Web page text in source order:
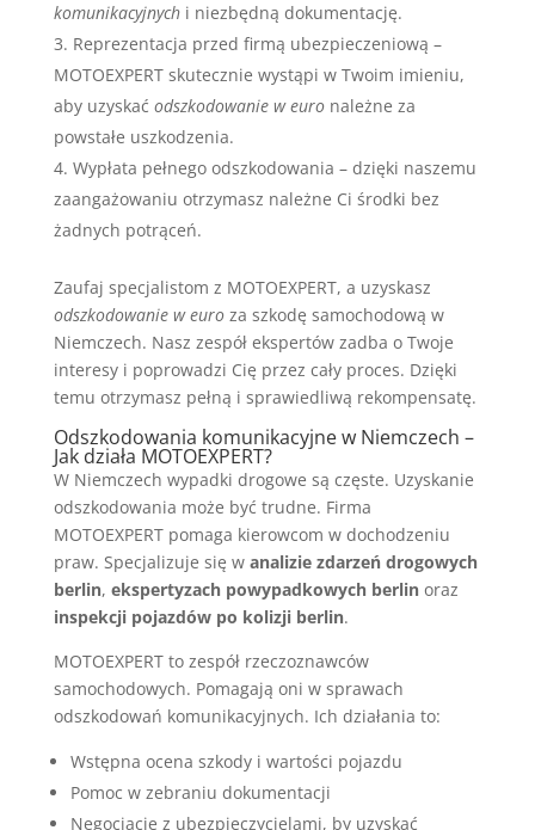
komunikacyjnychi niezbędną dokumentację.
Reprezentacja przed firmą ubezpieczeniową –
MOTOEXPERT skutecznie wystąpi w Twoim imieniu,
aby uzyskać odszkodowanie w euronależne za
powstałe uszkodzenia.
Wypłata pełnego odszkodowania – dzięki naszemu
zaangażowaniu otrzymasz należne Ci środki bez
żadnych potrąceń.
Zaufaj specjalistom z MOTOEXPERT, a uzyskasz
odszkodowanie w euroza szkodę samochodową w
Niemczech. Nasz zespół ekspertów zadba o Twoje
interesy i poprowadzi Cię przez cały proces. Dzięki
temu otrzymasz pełną i sprawiedliwą rekompensatę.
Odszkodowania komunikacyjne w Niemczech –
Jak działa MOTOEXPERT?
W Niemczech wypadki drogowe są częste. Uzyskanie
odszkodowania może być trudne. Firma
MOTOEXPERT pomaga kierowcom w dochodzeniu
praw. Specjalizuje się w analizie zdarzeń drogowych
berlin, ekspertyzach powypadkowych berlinoraz
inspekcji pojazdów po kolizji berlin.
MOTOEXPERT to zespół rzeczoznawców
samochodowych. Pomagają oni w sprawach
odszkodowań komunikacyjnych. Ich działania to:
Wstępna ocena szkody i wartości pojazdu
Pomoc w zebraniu dokumentacji
Negocjacje z ubezpieczycielami, by uzyskać